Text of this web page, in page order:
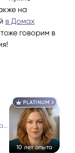
на
в Домах
говорим в
PLATINUM
10 лет опыта
Таролог, рунолог, психолог, расстановщик